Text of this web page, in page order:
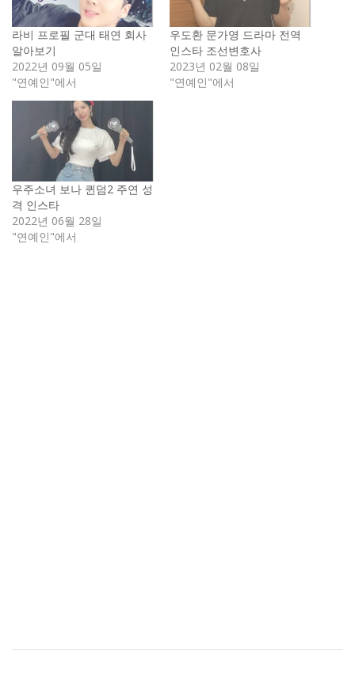
라비 프로필 군대 태연 회사
알아보기
2022년 09월 05일
"연예인"에서
우도환 문가영 드라마 전역
인스타 조선변호사
2023년 02월 08일
"연예인"에서
우주소녀 보나 퀸덤2 주연 성
격 인스타
2022년 06월 28일
"연예인"에서